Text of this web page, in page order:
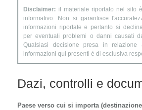
Disclaimer: il materiale riportato nel sito
informativo. Non si garantisce
informazioni riportate e pertanto si
per eventuali problemi o danni causati
Qualsiasi decisione presa in
informazioni qui presenti è di esclusiva
Dazi, controlli e
Paese verso cui si importa